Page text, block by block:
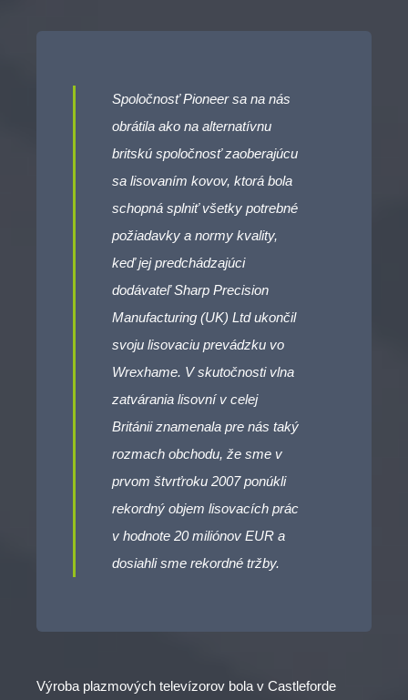
Spoločnosť Pioneer sa na nás
obrátila ako na alternatívnu
britskú spoločnosť zaoberajúcu
sa lisovaním kovov, ktorá bola
schopná splniť všetky potrebné
požiadavky a normy kvality,
keď jej predchádzajúci
dodávateľ Sharp Precision
Manufacturing (UK) Ltd ukončil
svoju lisovaciu prevádzku vo
Wrexhame. V skutočnosti vlna
zatvárania lisovní v celej
Británii znamenala pre nás taký
rozmach obchodu, že sme v
prvom štvrťroku 2007 ponúkli
rekordný objem lisovacích prác
v hodnote 20 miliónov EUR a
dosiahli sme rekordné tržby.
Výroba plazmových televízorov bola v Castleforde